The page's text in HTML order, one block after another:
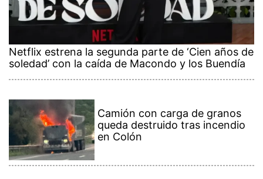
Netflix estrena la segunda parte de ‘Cien años de
soledad’ con la caída de Macondo y los Buendía
Camión con carga de granos
queda destruido tras incendio
en Colón